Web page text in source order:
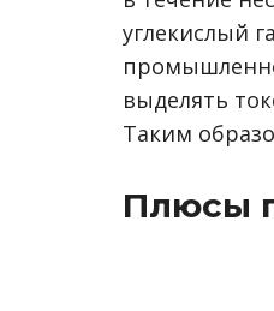
углекислый
выделять
Таким
Плюсы